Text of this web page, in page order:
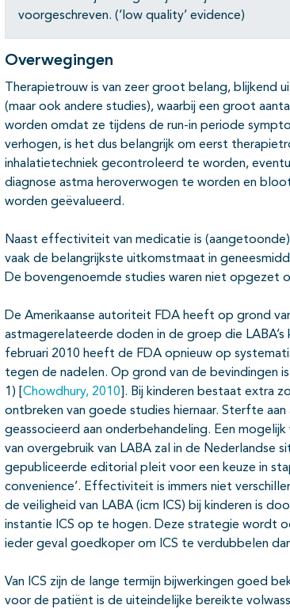
voorgeschreven. (‘low quality’ evidence)
Overwegingen
Therapietrouw is van zeer groot belang, blijkend
(maar ook andere studies), waarbij een groot
worden omdat ze tijdens de run-in periode
verhogen, is het dus belangrijk om eerst
inhalatietechniek gecontroleerd te worden,
diagnose astma heroverwogen te worden en
worden geëvalueerd.
Naast effectiviteit van medicatie is
vaak de belangrijkste uitkomstmaat in
De bovengenoemde studies waren niet opgezet
De Amerikaanse autoriteit FDA heeft op grond
astmagerelateerde doden in de groep die LABA’s
februari 2010 heeft de FDA opnieuw op
tegen de nadelen. Op grond van de bevindingen
1) [ Chowdhury, 2010 ]. Bij kinderen bestaat extra
ontbreken van goede studies hiernaar. Sterfte
geassocieerd aan onderbehandeling. Een
van overgebruik van LABA zal in de Nederlandse
gepubliceerde editorial pleit voor een keuze in
convenience’. Effectiviteit is immers niet
de veiligheid van LABA (icm ICS) bij kinderen is
instantie ICS op te hogen. Deze strategie wordt
ieder geval goedkoper om ICS te verdubbelen
Van ICS zijn de lange termijn bijwerkingen goed
voor de patiënt is de uiteindelijke bereikte